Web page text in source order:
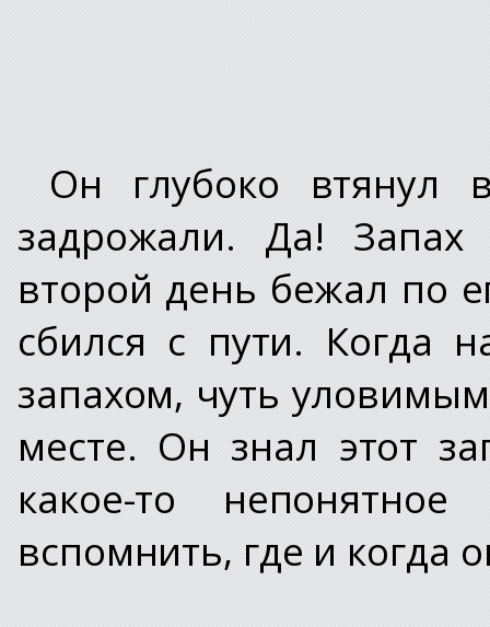
Он глубоко втянул
задрожали. Да! Запах
второй день бежал по
сбился с пути. Когда
запахом, чуть
месте. Он знал этот
какое-то
вспомнить, где и когда